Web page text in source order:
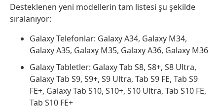
Desteklenen yeni modellerin tam listesi şu şekilde
sıralanıyor:
Galaxy Telefonlar: Galaxy A34, Galaxy M34,
Galaxy A35, Galaxy M35, Galaxy A36, Galaxy M36
Galaxy Tabletler: Galaxy Tab S8, S8+, S8 Ultra,
Galaxy Tab S9, S9+, S9 Ultra, Tab S9 FE, Tab S9
FE+, Galaxy Tab S10, S10+, S10 Ultra, Tab S10 FE,
Tab S10 FE+